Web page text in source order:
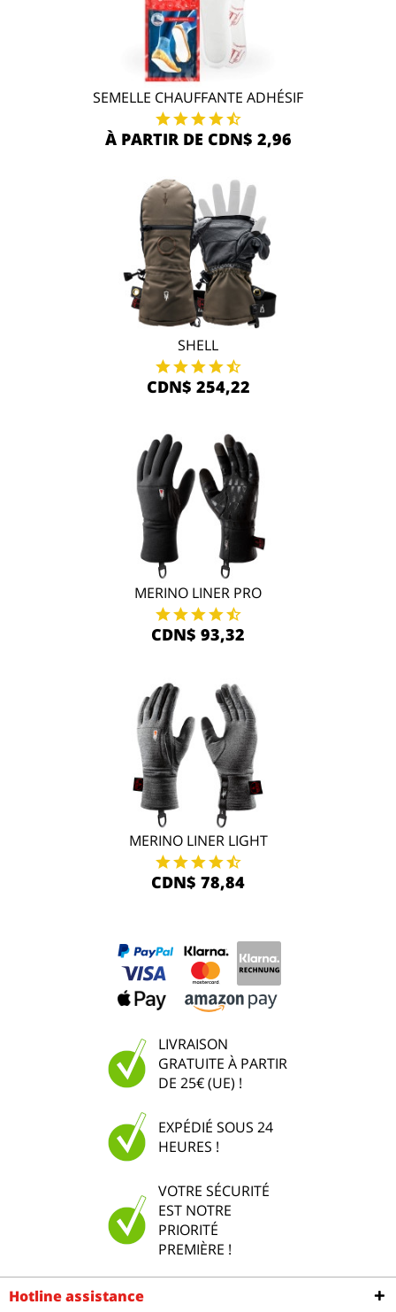
SEMELLE CHAUFFANTE ADHÉSIF
À PARTIR DE CDN$ 2,96
SHELL
CDN$ 254,22
MERINO LINER PRO
CDN$ 93,32
MERINO LINER LIGHT
CDN$ 78,84
LIVRAISON
GRATUITE À PARTIR
DE 25€ (UE) !
EXPÉDIÉ SOUS 24
HEURES !
VOTRE SÉCURITÉ
EST NOTRE
PRIORITÉ
PREMIÈRE !
Hotline assistance